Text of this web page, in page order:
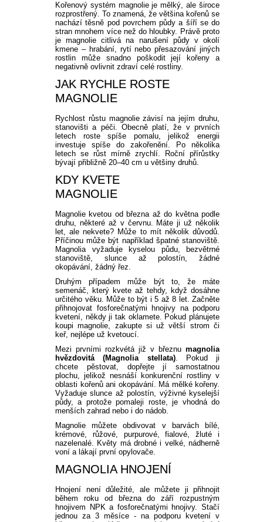
Kořenový systém magnolie je mělký, ale široce
rozprostřený. To znamená, že většina kořenů se
nachází těsně pod povrchem půdy a šíří se do
stran mnohem více než do hloubky. Právě proto
je magnolie citlivá na narušení půdy v okolí
kmene – hrabání, rytí nebo přesazování jiných
rostlin může snadno poškodit její kořeny a
negativně ovlivnit zdraví celé rostliny.
JAK RYCHLE ROSTE
MAGNOLIE
Rychlost růstu magnolie závisí na jejím druhu,
stanovišti a péči. Obecně platí, že v prvních
letech roste spíše pomalu, jelikož energii
investuje spíše do zakořenění. Po několika
letech se růst mírně zrychlí. Roční přírůstky
bývají přibližně 20–40 cm u většiny druhů.
KDY KVETE
MAGNOLIE
Magnolie kvetou od března až do května podle
druhu, některé až v červnu. Máte ji už několik
let, ale nekvete? Může to mít několik důvodů.
Příčinou může být například špatné stanoviště.
Magnolia vyžaduje kyselou půdu, bezvětrné
stanoviště, slunce až polostín, žádné
okopávání, žádný řez.
Druhým případem může být to, že máte
semenáč, který kvete až tehdy, když dosáhne
určitého věku. Může to být i 5 až 8 let. Začněte
přihnojovat fosforečnatými hnojivy na podporu
kvetení, někdy ji tak oklamete. Pokud plánujete
koupi magnolie, zakupte si už větší strom či
keř, nejlépe už kvetoucí.
Mezi prvními rozkvétá již v březnu magnolia
hvězdovitá (Magnolia stellata). Pokud ji
chcete pěstovat, dopřejte jí samostatnou
plochu, jelikož nesnáší konkurenční rostliny v
oblasti kořenů ani okopávání. Má mělké kořeny.
Vyžaduje slunce až polostín, výživné kyselejší
půdy, a protože pomaleji roste, je vhodná do
menších zahrad nebo i do nádob.
Magnolie můžete obdivovat v barvách bílé,
krémové, růžové, purpurové, fialové, žluté i
nazelenalé. Květy má drobné i velké, nádherně
voní a lákají první opylovače.
MAGNOLIA HNOJENÍ
Hnojení není důležité, ale můžete ji přihnojit
během roku od března do září rozpustným
hnojivem NPK a fosforečnatými hnojivy. Stačí
jednou za 3 měsíce - na podporu kvetení v